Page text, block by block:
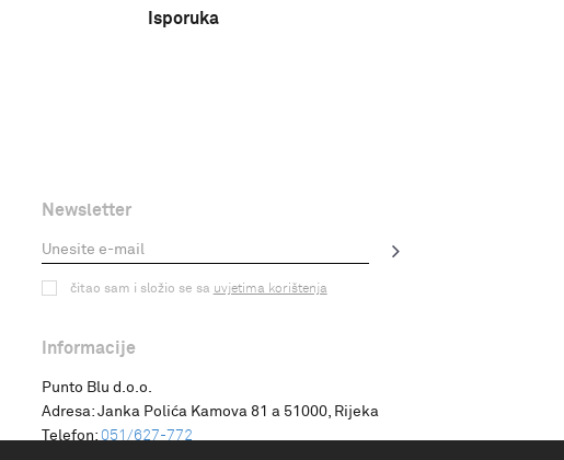
Isporuka
Newsletter
čitao sam i složio se sa uvjetima korištenja
Informacije
Punto Blu d.o.o.
Adresa: Janka Polića Kamova 81 a 51000, Rijeka
Telefon: 051/627-772